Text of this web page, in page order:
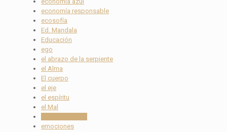
economía responsable
ecosofía
Ed. Mandala
Educación
ego
el abrazo de la serpiente
el Alma
El cuerpo
el eje
el espíritu
el Mal
emociones